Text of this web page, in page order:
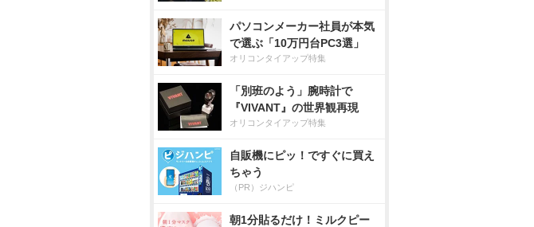
パソコンメーカー社員が本気
で選ぶ「10万円台PC3選」
オリコンタイアップ特集
「別班のよう」腕時計で
『VIVANT』の世界観再現
オリコンタイアップ特集
自販機にピッ！ですぐに買え
ちゃう
（PR）ジハンピ
朝1分貼るだけ！ミルクピー